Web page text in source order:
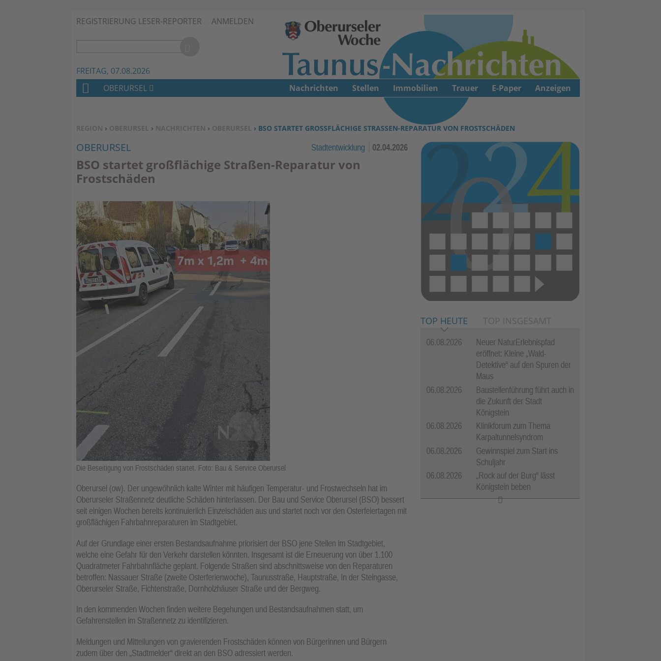
Zum Inhalt springen ↓
REGISTRIERUNG LESER-REPORTER ANMELDEN
FREITAG, 07.08.2026
SIE BEFINDEN SICH HIER:
REGION › OBERURSEL › NACHRICHTEN › OBERURSEL › BSO STARTET GROSSFLÄCHIGE STRASSEN-REPARATUR VON FROSTSCHÄDEN
OBERURSEL Stadtentwicklung 02.04.2026
BSO startet großflächige Straßen-Reparatur von
Frostschäden
Die Beseitigung von Frostschäden startet. Foto: Bau & Service Oberursel
Oberursel (ow). Der ungewöhnlich kalte Winter mit häufigen Temperatur- und Frostwechseln hat im
Oberurseler Straßennetz deutliche Schäden hinterlassen. Der Bau und Service Oberursel (BSO) bessert
seit einigen Wochen bereits kontinuierlich Einzelschäden aus und startet noch vor den Osterfeiertagen mit
großflächigen Fahrbahnreparaturen im Stadtgebiet.
Auf der Grundlage einer ersten Bestandsaufnahme priorisiert der BSO jene Stellen im Stadtgebiet,
welche eine Gefahr für den Verkehr darstellen könnten. Insgesamt ist die Erneuerung von über 1.100
Quadratmeter Fahrbahnfläche geplant. Folgende Straßen sind abschnittsweise von den Reparaturen
betroffen: Nassauer Straße (zweite Osterferienwoche), Taunusstraße, Hauptstraße, In der Steingasse,
Oberurseler Straße, Fichtenstraße, Dornholzhäuser Straße und der Bergweg.
In den kommenden Wochen finden weitere Begehungen und Bestandsaufnahmen statt, um
Gefahrenstellen im Straßennetz zu identifizieren.
Meldungen und Mitteilungen von gravierenden Frostschäden können von Bürgerinnen und Bürgern
zudem über den „Stadtmelder“ direkt an den BSO adressiert werden.
TOP HEUTE TOP INSGESAMT
06.08.2026
Neuer NaturErlebnispfad
eröffnet: Kleine „Wald-
Detektive“ auf den Spuren der
Maus
06.08.2026
Baustellenführung führt auch in
die Zukunft der Stadt
Königstein
06.08.2026
Klinikforum zum Thema
Karpaltunnelsyndrom
06.08.2026
Gewinnspiel zum Start ins
Schuljahr
06.08.2026
„Rock auf der Burg“ lässt
Königstein beben
H
M
E
OBERURSEL Nachrichten Stellen Immobilien Trauer E-Paper Anzeigen